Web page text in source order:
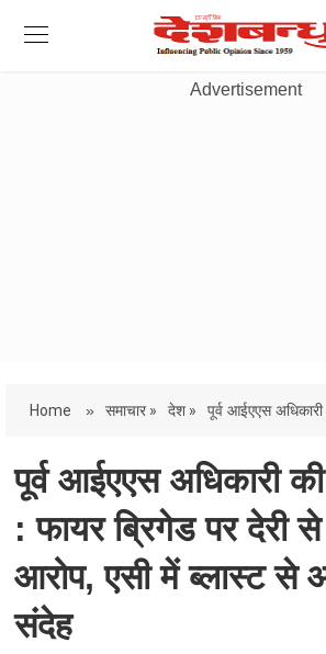
Advertisement
Home » समाचार » देश » पूर्व आईएएस अधिकारी
पूर्व आईएएस अधिकारी
: फायर ब्रिगेड पर देरी
आरोप, एसी में ब्लास्ट
संदेह